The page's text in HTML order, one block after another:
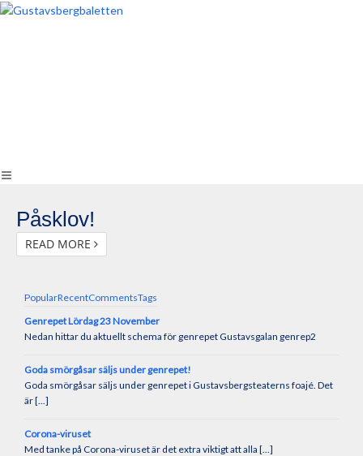
Påsklov!
READ MORE
PopularRecentCommentsTags
Genrepet Lördag 23 November
Nedan hittar du aktuellt schema för genrepet Gustavsgalan genrep2
Goda smörgåsar säljs under genrepet!
Goda smörgåsar säljs under genrepet i Gustavsbergsteaterns foajé. Det
är [...]
Corona-viruset
Med tanke på Corona-viruset är det extra viktigt att alla [...]